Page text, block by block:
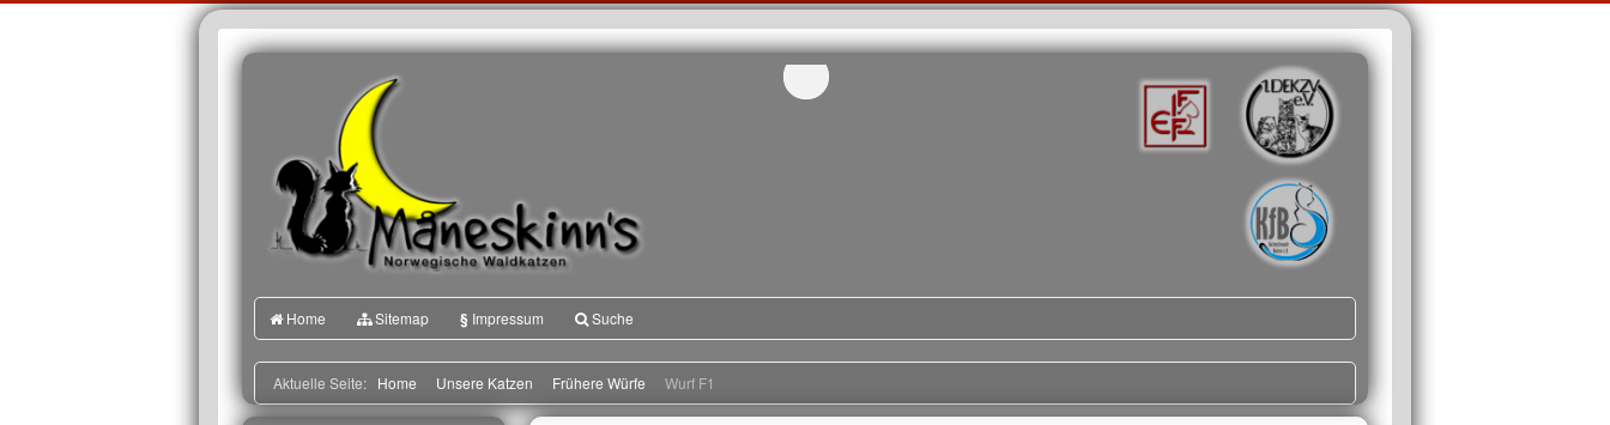
Home Sitemap § Impressum Suche
Aktuelle Seite: Home Unsere Katzen Frühere Würfe Wurf F1